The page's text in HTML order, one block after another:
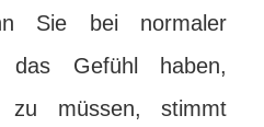
Sie bei normaler
das Gefühl haben,
zu müssen, stimmt